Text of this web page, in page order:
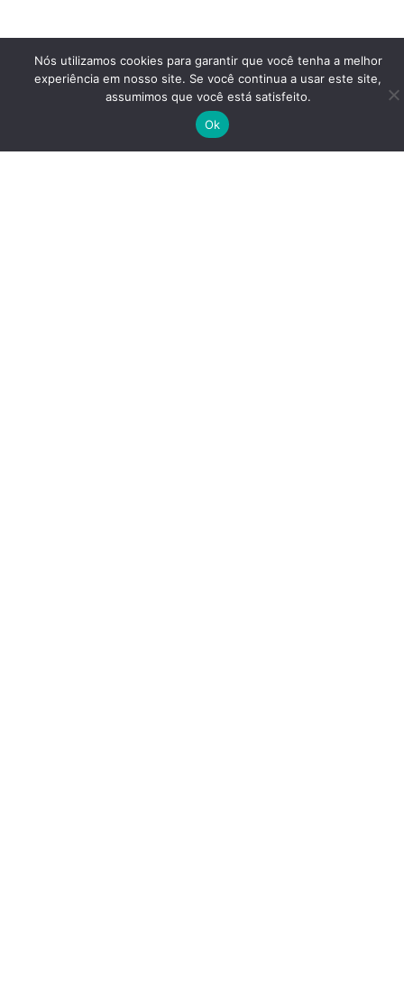
Nós utilizamos cookies para garantir que você tenha a melhor
experiência em nosso site. Se você continua a usar este site,
assumimos que você está satisfeito.
Ok